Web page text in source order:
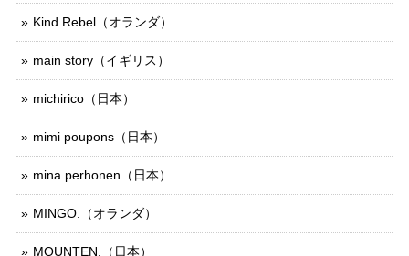
Kind Rebel（オランダ）
main story（イギリス）
michirico（日本）
mimi poupons（日本）
mina perhonen（日本）
MINGO.（オランダ）
MOUNTEN.（日本）